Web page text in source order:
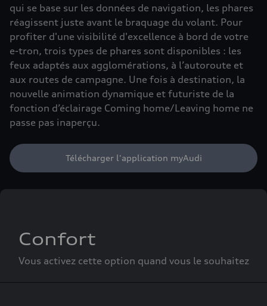
qui se base sur les données de navigation, les phares
réagissent juste avant le braquage du volant. Pour
profiter d'une visibilité d'excellence à bord de votre
e-tron, trois types de phares sont disponibles : les
feux adaptés aux agglomérations, à l’autoroute et
aux routes de campagne. Une fois à destination, la
nouvelle animation dynamique et futuriste de la
fonction d’éclairage Coming home/Leaving home ne
passe pas inaperçu.
Télécharger l'application myAudi
Confort
Vous activez cette option quand vous le souhaitez